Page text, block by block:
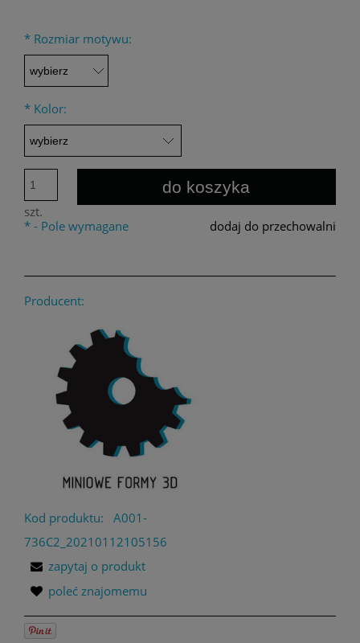
* Rozmiar motywu:
* Kolor:
szt.
do koszyka
dodaj do przechowalni
* - Pole wymagane
Producent:
Kod produktu:
A001-
736C2_20210112105156
zapytaj o produkt
poleć znajomemu